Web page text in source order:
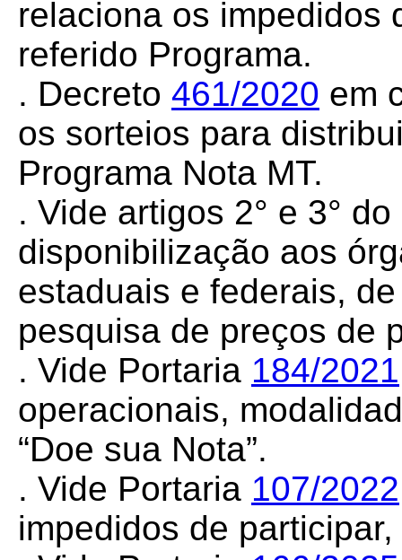
relaciona os impedidos
referido Programa.
. Decreto 461/2020 em
os sorteios para
Programa Nota MT.
. Vide artigos 2° e 3°
disponibilização aos
estaduais e federais,
pesquisa de preços de
. Vide Portaria 184/2021
operacionais,
“Doe sua Nota”.
. Vide Portaria 107/2022
impedidos de